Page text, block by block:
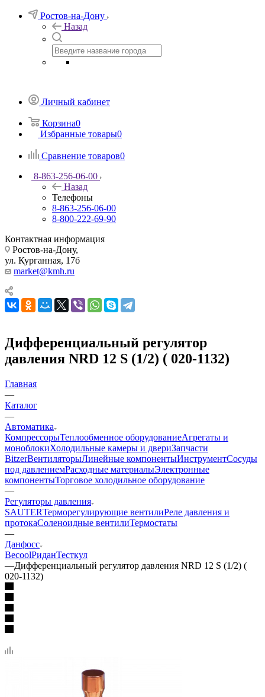
Ростов-на-Дону
Назад
Личный кабинет
Корзина0
Избранные товары0
Сравнение товаров0
8-863-256-06-00
Назад
Телефоны
8-863-256-06-00
8-800-222-69-90
Контактная информация
Ростов-на-Дону,
ул. Курганная, 17б
market@kmh.ru
Дифференциальный регулятор
давления NRD 12 S (1/2) ( 020-1132)
Главная
—
Каталог
—
Автоматика
КомпрессорыТеплообменное оборудованиеАгрегаты и
моноблокиХолодильные камеры и двериЗапчасти
BitzerВентиляторыЛинейные компонентыИнструментСосуды
под давлениемРасходные материалыЭлектронные
компонентыТорговое холодильное оборудование
—
Регуляторы давления
SAUTERТерморегулирующие вентилиРеле давления и
протокаСоленоидные вентилиТермостаты
—
Данфосс
BecoolРиданТесткул
—Дифференциальный регулятор давления NRD 12 S (1/2) (
020-1132)